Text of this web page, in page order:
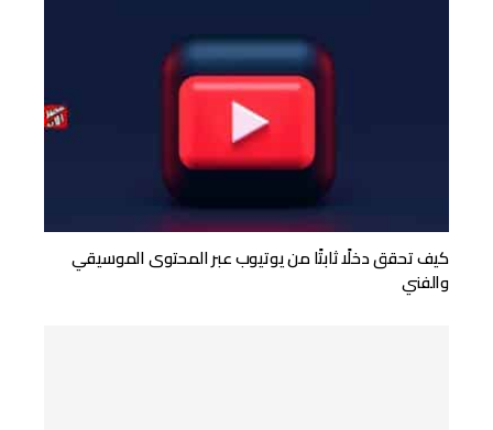
كيف تحقق دخلًا ثابتًا من يوتيوب عبر المحتوى الموسيقي
والفني